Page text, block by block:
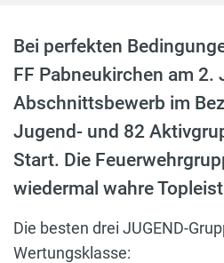
Bei perfekten
FF Pabneukirchen am 2.
Abschnittsbewerb im
Jugend- und 82
Start. Die
wiedermal wahre
Die besten drei JUGEND-
Wertungsklasse: